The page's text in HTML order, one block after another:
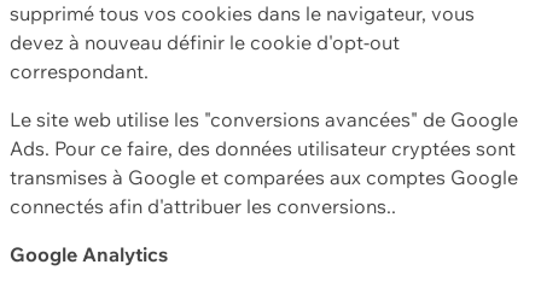
supprimé tous vos cookies dans le navigateur, vous
devez à nouveau définir le cookie d'opt-out
correspondant.
Le site web utilise les "conversions avancées" de Google
Ads. Pour ce faire, des données utilisateur cryptées sont
transmises à Google et comparées aux comptes Google
connectés afin d'attribuer les conversions..
Google Analytics